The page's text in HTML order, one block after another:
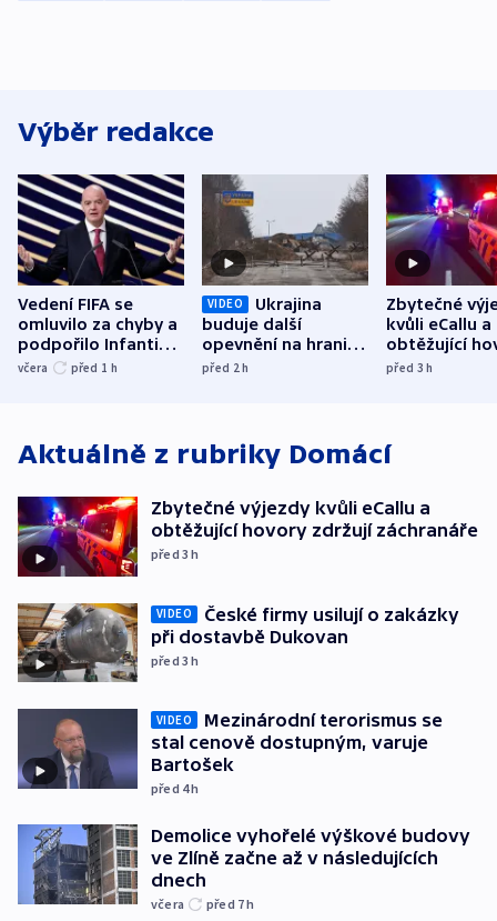
Výběr redakce
Vedení FIFA se
omluvilo za chyby a
podpořilo Infantina.
UEFA trvá na
včera před 1 h
VIDEO
Ukrajina
buduje další
opevnění na hranici
s Běloruskem
před 2h
Zbytečné
kvůli eCallu a
obtěžující
zdržují
před 3h
Aktuálně z rubriky Domácí
Zbytečné výjezdy kvůli eCallu a
obtěžující hovory zdržují záchranáře
před 3h
VIDEO
České firmy usilují o zakázky
při dostavbě Dukovan
před 3h
VIDEO
Mezinárodní terorismus se
stal cenově dostupným, varuje
Bartošek
před 4h
Demolice vyhořelé výškové budovy
ve Zlíně začne až v následujících
dnech
včera před 7h